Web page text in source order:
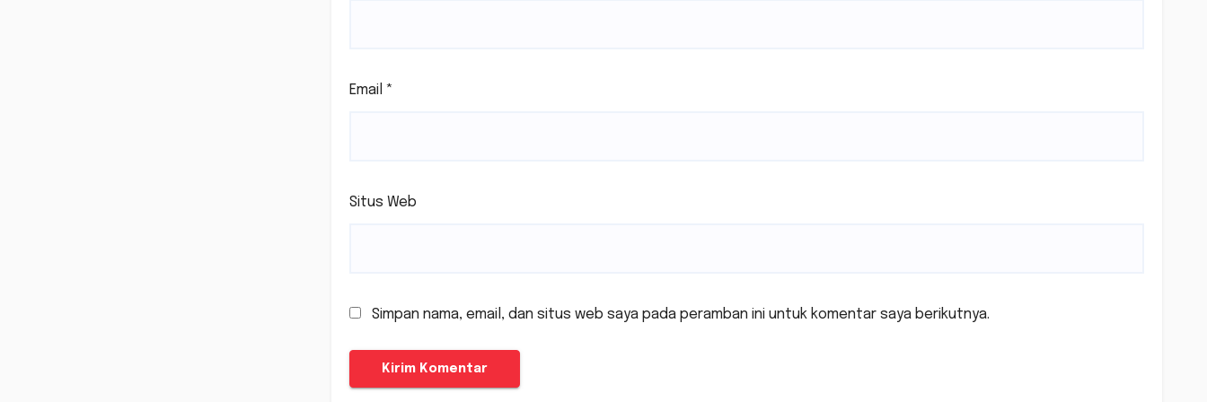
Email *
Situs Web
Simpan nama, email, dan situs web saya pada peramban ini untuk komentar saya berikutnya.